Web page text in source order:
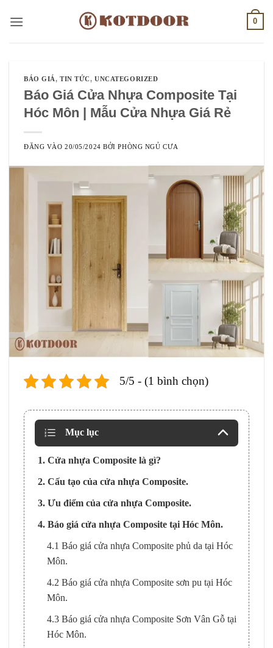
qua
0
BÁO GIÁ,TIN TỨC,UNCATEGORIZED
Báo Giá Cửa Nhựa Composite Tại
Hóc Môn | Mẫu Cửa Nhựa Giá Rẻ
ĐĂNG VÀO20/05/2024 BỞIPHÒNG NGỦ CƯA
5/5 - (1 bình chọn)
Mục lục
1. Cửa nhựa Composite là gì?
2. Cấu tạo của cửa nhựa Composite.
3. Ưu điểm của cửa nhựa Composite.
4. Báo giá cửa nhựa Composite tại Hóc Môn.
4.1 Báo giá cửa nhựa Composite phủ da tại Hóc
Môn.
4.2 Báo giá cửa nhựa Composite sơn pu tại Hóc
Môn.
4.3 Báo giá cửa nhựa Composite Sơn Vân Gỗ tại
Hóc Môn.